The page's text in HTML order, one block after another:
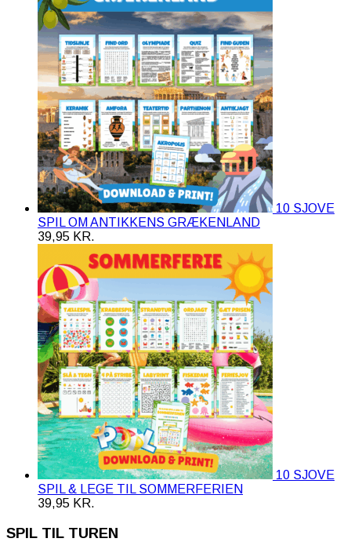
10 SJOVE
SPIL OM ANTIKKENS GRÆKENLAND
39,95 KR.
10 SJOVE
SPIL & LEGE TIL SOMMERFERIEN
39,95 KR.
SPIL TIL TUREN